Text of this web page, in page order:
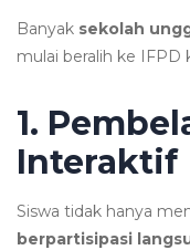
Banyak sekolah
mulai beralih ke IFPD
1.
Interaktif
Siswa tidak hanya
berpartisipasi